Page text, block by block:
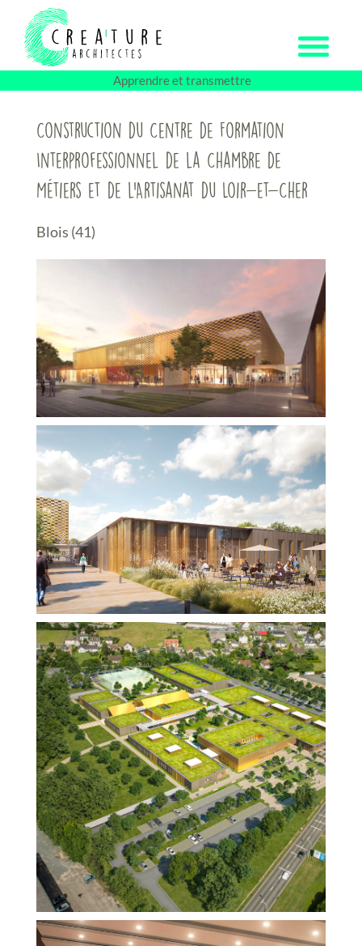
Passer
contenu
Apprendre et transmettre
Construction du Centre de Formation
Interprofessionnel de la Chambre de
Métiers et de l’Artisanat du Loir-et-Cher
Blois (41)